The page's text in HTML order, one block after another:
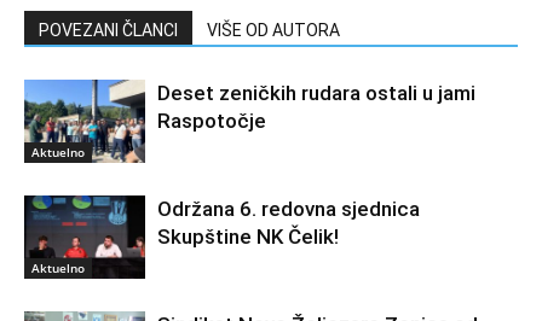
POVEZANI ČLANCI VIŠE OD AUTORA
Aktuelno
Deset zeničkih rudara ostali u jami
Raspotočje
Aktuelno
Održana 6. redovna sjednica
Skupštine NK Čelik!